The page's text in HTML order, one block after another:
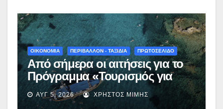
ΟΙΚΟΝΟΜΙΑ ΠΕΡΙΒΑΛΛΟΝ - ΤΑΞΙΔΙΑ ΠΡΩΤΟΣΕΛΙΔΟ
Από σήμερα οι αιτήσεις για το
Πρόγραμμα «Τουρισμός για
Όλους 2026-2027» – Πότε λήγει
η προσθεσμία
ΑΥΓ 5, 2026 ΧΡΉΣΤΟΣ ΜΊΜΗΣ